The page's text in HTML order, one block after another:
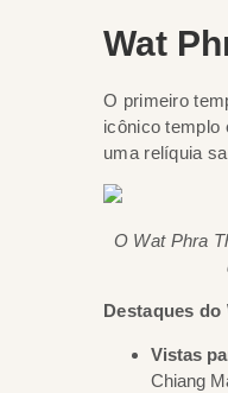
Wat
O primeiro
icônico templo
uma relíquia
O Wat Phra
Destaques do
Vistas
Chiang